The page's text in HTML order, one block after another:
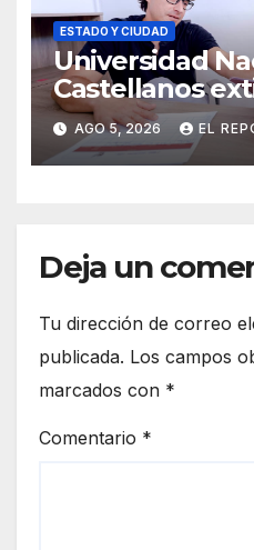
ESTADO Y CIUDAD
Universidad
Castellanos
convocatoria
de agosto
AGO 5, 2026 EL
Deja un
Tu dirección de correo
publicada. Los campos
marcados con *
Comentario *